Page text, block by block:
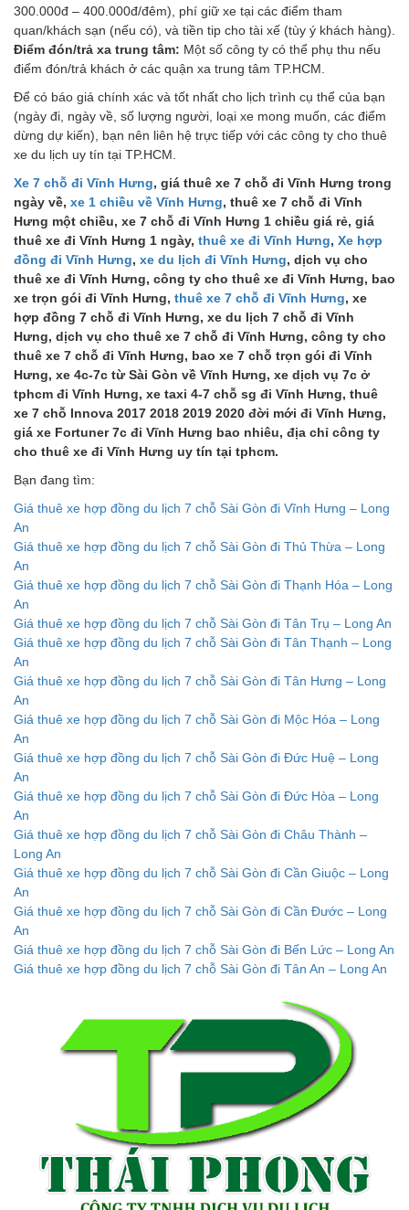
300.000đ – 400.000đ/đêm), phí giữ xe tại các điểm tham
quan/khách sạn (nếu có), và tiền tip cho tài xế (tùy ý khách hàng).
Điểm đón/trả xa trung tâm: Một số công ty có thể phụ thu nếu
điểm đón/trả khách ở các quận xa trung tâm TP.HCM.
Để có báo giá chính xác và tốt nhất cho lịch trình cụ thể của bạn
(ngày đi, ngày về, số lượng người, loại xe mong muốn, các điểm
dừng dự kiến), bạn nên liên hệ trực tiếp với các công ty cho thuê
xe du lịch uy tín tại TP.HCM.
Xe 7 chỗ đi Vĩnh Hưng, giá thuê xe 7 chỗ đi Vĩnh Hưng trong
ngày về, xe 1 chiều về Vĩnh Hưng, thuê xe 7 chỗ đi Vĩnh
Hưng một chiều, xe 7 chỗ đi Vĩnh Hưng 1 chiều giá rẻ, giá
thuê xe đi Vĩnh Hưng 1 ngày, thuê xe đi Vĩnh Hưng, Xe hợp
đồng đi Vĩnh Hưng, xe du lịch đi Vĩnh Hưng, dịch vụ cho
thuê xe đi Vĩnh Hưng, công ty cho thuê xe đi Vĩnh Hưng, bao
xe trọn gói đi Vĩnh Hưng, thuê xe 7 chỗ đi Vĩnh Hưng, xe
hợp đồng 7 chỗ đi Vĩnh Hưng, xe du lịch 7 chỗ đi Vĩnh
Hưng, dịch vụ cho thuê xe 7 chỗ đi Vĩnh Hưng, công ty cho
thuê xe 7 chỗ đi Vĩnh Hưng, bao xe 7 chỗ trọn gói đi Vĩnh
Hưng, xe 4c-7c từ Sài Gòn về Vĩnh Hưng, xe dịch vụ 7c ở
tphcm đi Vĩnh Hưng, xe taxi 4-7 chỗ sg đi Vĩnh Hưng, thuê
xe 7 chỗ Innova 2017 2018 2019 2020 đời mới đi Vĩnh Hưng,
giá xe Fortuner 7c đi Vĩnh Hưng bao nhiêu, địa chỉ công ty
cho thuê xe đi Vĩnh Hưng uy tín tại tphcm.
Bạn đang tìm:
Giá thuê xe hợp đồng du lịch 7 chỗ Sài Gòn đi Vĩnh Hưng – Long
An
Giá thuê xe hợp đồng du lịch 7 chỗ Sài Gòn đi Thủ Thừa – Long
An
Giá thuê xe hợp đồng du lịch 7 chỗ Sài Gòn đi Thạnh Hóa – Long
An
Giá thuê xe hợp đồng du lịch 7 chỗ Sài Gòn đi Tân Trụ – Long An
Giá thuê xe hợp đồng du lịch 7 chỗ Sài Gòn đi Tân Thạnh – Long
An
Giá thuê xe hợp đồng du lịch 7 chỗ Sài Gòn đi Tân Hưng – Long
An
Giá thuê xe hợp đồng du lịch 7 chỗ Sài Gòn đi Mộc Hóa – Long
An
Giá thuê xe hợp đồng du lịch 7 chỗ Sài Gòn đi Đức Huệ – Long
An
Giá thuê xe hợp đồng du lịch 7 chỗ Sài Gòn đi Đức Hòa – Long
An
Giá thuê xe hợp đồng du lịch 7 chỗ Sài Gòn đi Châu Thành –
Long An
Giá thuê xe hợp đồng du lịch 7 chỗ Sài Gòn đi Cần Giuộc – Long
An
Giá thuê xe hợp đồng du lịch 7 chỗ Sài Gòn đi Cần Đước – Long
An
Giá thuê xe hợp đồng du lịch 7 chỗ Sài Gòn đi Bến Lức – Long An
Giá thuê xe hợp đồng du lịch 7 chỗ Sài Gòn đi Tân An – Long An